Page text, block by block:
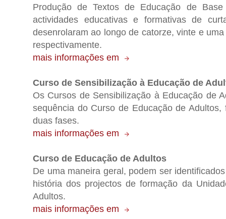
Produção de Textos de Educação de
actividades educativas e formativas de
desenrolaram ao longo de catorze, vinte e
respectivamente.
mais informações em
Curso de Sensibilização à Educação de
Os Cursos de Sensibilização à Educação de
sequência do Curso de Educação de Adultos,
duas fases.
mais informações em
Curso de Educação de Adultos
De uma maneira geral, podem ser
história dos projectos de formação da
Adultos.
mais informações em